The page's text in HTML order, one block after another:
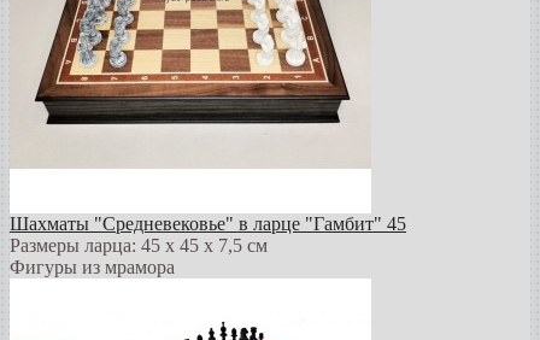
Шахматы "Средневековье" в ларце "Гамбит" 45
Размеры ларца: 45 x 45 х 7,5 см
Фигуры из мрамора